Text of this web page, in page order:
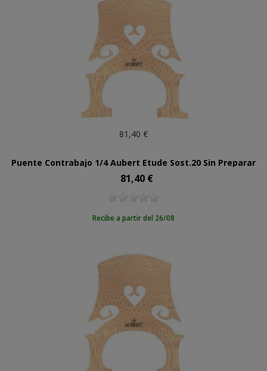
81,40 €
Puente Contrabajo 1/4 Aubert Etude Sost.20 Sin Preparar
Precio
81,40 €
Recibe a partir del 26/08